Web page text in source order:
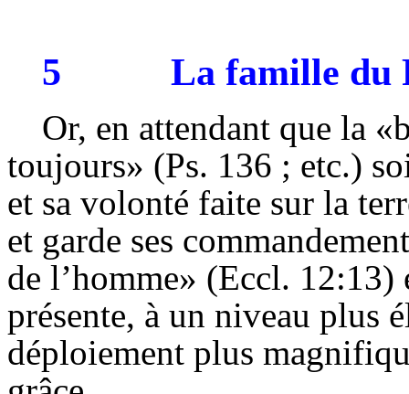
5 La famille du
Or, en attendant que la
toujours» (Ps. 136 ; etc.)
et sa volonté faite sur la
et garde ses
de l’homme» (Eccl. 12:13)
présente, à un niveau plus
déploiement plus